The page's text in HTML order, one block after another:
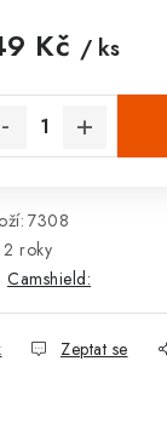
Kč / ks
7308
2 roky
Camshield:
Zeptat se